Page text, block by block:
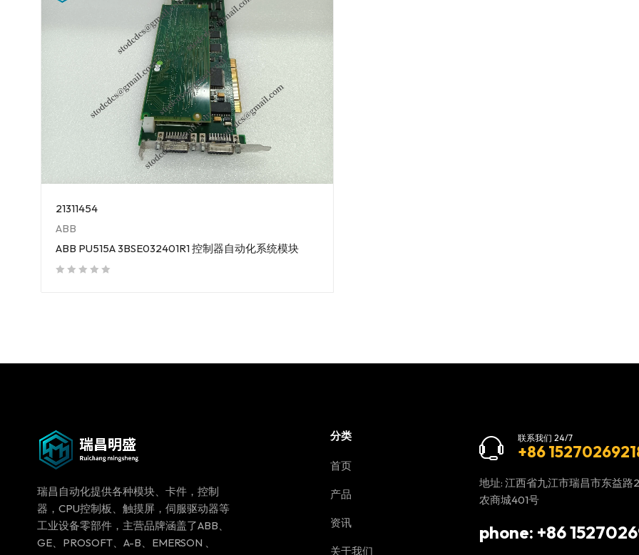
21311454
ABB
ABB PU515A 3BSE032401R1 控制器自动化系统模块
瑞昌自动化提供各种模块、卡件，控制
器，CPU控制板、触摸屏，伺服驱动器等
工业设备零部件，主营品牌涵盖了ABB、
GE、PROSOFT、A-B、EMERSON 、
分类
首页
产品
资讯
关于我们
联系我们 24/7
+86
地址: 江西省九江市瑞昌市东益路
农商城401号
phone: +86